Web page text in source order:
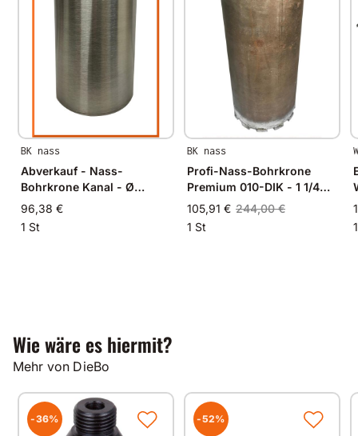
Ø 112mm
Ø 138mm
Ø 152mm
Ø 158mm
Ø 180mm
Ø 182mm
Ø 196mm
Ø 212mm
Ø 230mm
Ø 247mm
Ø 276mm
Ø 354mm
Gut zu wissen
gleichbleibende Spitzenqualität.
BK nass
Abverkauf - Nass-
Bohrkrone Kanal - Ø
180mm
96,38 €
1 St
BK nass
Profi-Nass-Bohrkrone
Premium 010-DIK - 1 1/4
Zoll - NL400mm - Ø 161mm
105,91 € 244,00 €
1 St
Wie wäre es hiermit?
Mehr von DieBo
-36% -52%